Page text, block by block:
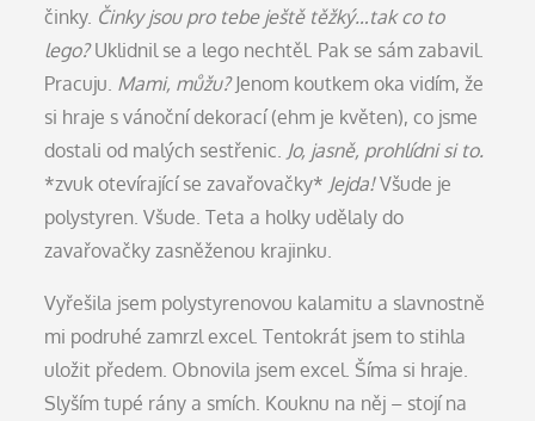
činky. Činky jsou pro tebe ještě těžký…tak co to
lego?Uklidnil se a lego nechtěl. Pak se sám zabavil.
Pracuju. Mami, můžu?Jenom koutkem oka vidím, že
si hraje s vánoční dekorací (ehm je květen), co jsme
dostali od malých sestřenic. Jo, jasně, prohlídni si to.
*zvuk otevírající se zavařovačky* Jejda!Všude je
polystyren. Všude. Teta a holky udělaly do
zavařovačky zasněženou krajinku.
Vyřešila jsem polystyrenovou kalamitu a slavnostně
mi podruhé zamrzl excel. Tentokrát jsem to stihla
uložit předem. Obnovila jsem excel. Šíma si hraje.
Slyším tupé rány a smích. Kouknu na něj – stojí na